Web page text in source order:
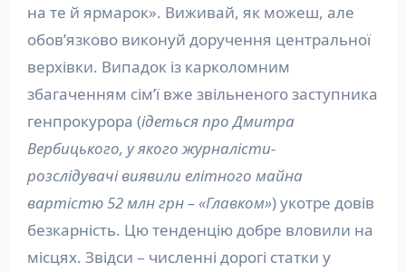
на те й ярмарок». Виживай, як можеш, але
обов’язково виконуй доручення центральної
верхівки. Випадок із карколомним
збагаченням сім’ї вже звільненого заступника
генпрокурора (ідеться про Дмитра
Вербицького, у якого журналісти-
розслідувачі виявили елітного майна
вартістю 52 млн грн – «Главком») укотре довів
безкарність. Цю тенденцію добре вловили на
місцях. Звідси – численні дорогі статки у